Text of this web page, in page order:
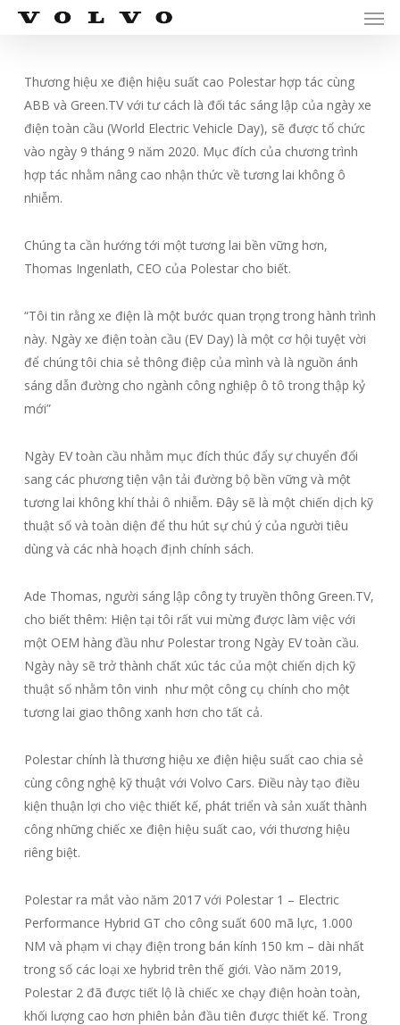
Skip
contentThương hiệu xe điện hiệu suất cao Polestar hợp tác cùng
ABB và Green.TV với tư cách là đối tác sáng lập của ngày xe
điện toàn cầu (World Electric Vehicle Day), sẽ được tổ chức
vào ngày 9 tháng 9 năm 2020. Mục đích của chương trình
hợp tác nhằm nâng cao nhận thức về tương lai không ô
nhiễm.
Chúng ta cần hướng tới một tương lai bền vững hơn,
Thomas Ingenlath, CEO của Polestar cho biết.
“Tôi tin rằng xe điện là một bước quan trọng trong hành trình
này. Ngày xe điện toàn cầu (EV Day) là một cơ hội tuyệt vời
để chúng tôi chia sẻ thông điệp của mình và là nguồn ánh
sáng dẫn đường cho ngành công nghiệp ô tô trong thập kỷ
mới”
Ngày EV toàn cầu nhằm mục đích thúc đẩy sự chuyển đổi
sang các phương tiện vận tải đường bộ bền vững và một
tương lai không khí thải ô nhiễm. Đây sẽ là một chiến dịch kỹ
thuật số và toàn diện để thu hút sự chú ý của người tiêu
dùng và các nhà hoạch định chính sách.
Ade Thomas, người sáng lập công ty truyền thông Green.TV,
cho biết thêm: Hiện tại tôi rất vui mừng được làm việc với
một OEM hàng đầu như Polestar trong Ngày EV toàn cầu.
Ngày này sẽ trở thành chất xúc tác của một chiến dịch kỹ
thuật số nhằm tôn vinh như một công cụ chính cho một
tương lai giao thông xanh hơn cho tất cả.
Polestar chính là thương hiệu xe điện hiệu suất cao chia sẻ
cùng công nghệ kỹ thuật với Volvo Cars. Điều này tạo điều
kiện thuận lợi cho việc thiết kế, phát triển và sản xuất thành
công những chiếc xe điện hiệu suất cao, với thương hiệu
riêng biệt.
Polestar ra mắt vào năm 2017 với Polestar 1 – Electric
Performance Hybrid GT cho công suất 600 mã lực, 1.000
NM và phạm vi chạy điện trong bán kính 150 km – dài nhất
trong số các loại xe hybrid trên thế giới. Vào năm 2019,
Polestar 2 đã được tiết lộ là chiếc xe chạy điện hoàn toàn,
khối lượng cao hơn phiên bản đầu tiên được thiết kế. Trong
Menu